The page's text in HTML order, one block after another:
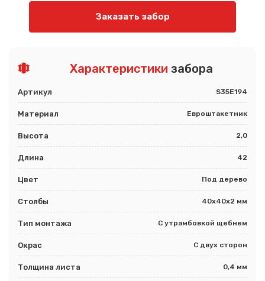
Заказать забор
Характеристики забора
Артикул S35E194
Материал Евроштакетник
Высота 2,0
Длина 42
Цвет Под дерево
Столбы 40х40х2 мм
Тип монтажа С утрамбовкой щебнем
Окрас С двух сторон
Толщина листа 0,4 мм